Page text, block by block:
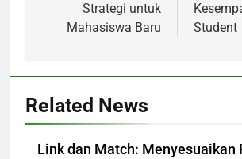
Strategi untuk
Mahasiswa Baru
Student
Related News
Link dan Match: Menyesuaikan